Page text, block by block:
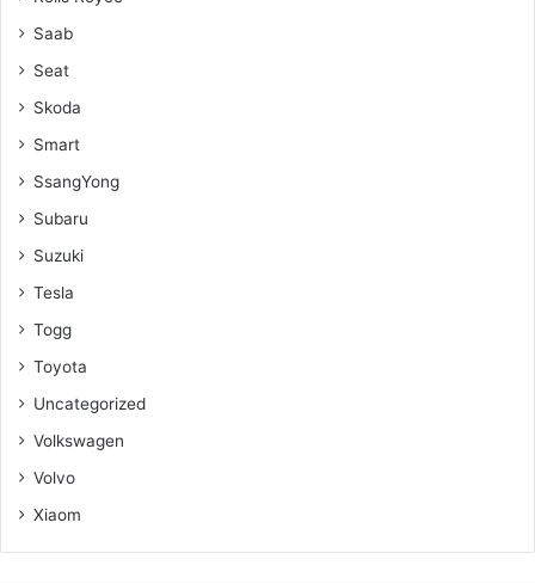
Saab
Seat
Skoda
Smart
SsangYong
Subaru
Suzuki
Tesla
Togg
Toyota
Uncategorized
Volkswagen
Volvo
Xiaom